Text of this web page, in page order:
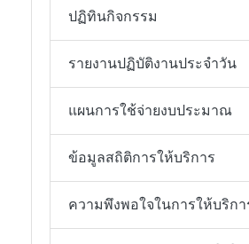
ปฏิทินกิจกรรม
รายงานปฏิบัติงานประจำวัน
แผนการใช้จ่ายงบประมาณ
ข้อมูลสถิติการให้บริการ
ความพึงพอใจในการให้บริกา